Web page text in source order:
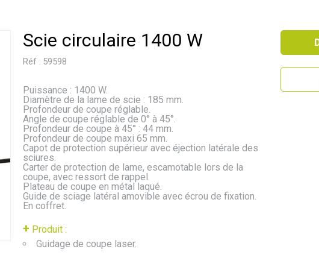
Scie circulaire 1400 W
Réf : 59598
+ Produit :
Guidage de coupe laser.
Puissance : 1400 W.
Diamètre de la lame de scie : 185 mm.
Profondeur de coupe réglable.
Angle de coupe réglable de 0° à 45°.
Profondeur de coupe à 45° : 44 mm.
Profondeur de coupe maxi 65 mm.
Capot de protection supérieur avec éjection latérale des
sciures.
Carter de protection de lame, escamotable lors de la
coupe, avec ressort de rappel.
Plateau de coupe en métal laqué.
Guide de sciage latéral amovible avec écrou de fixation.
En coffret.